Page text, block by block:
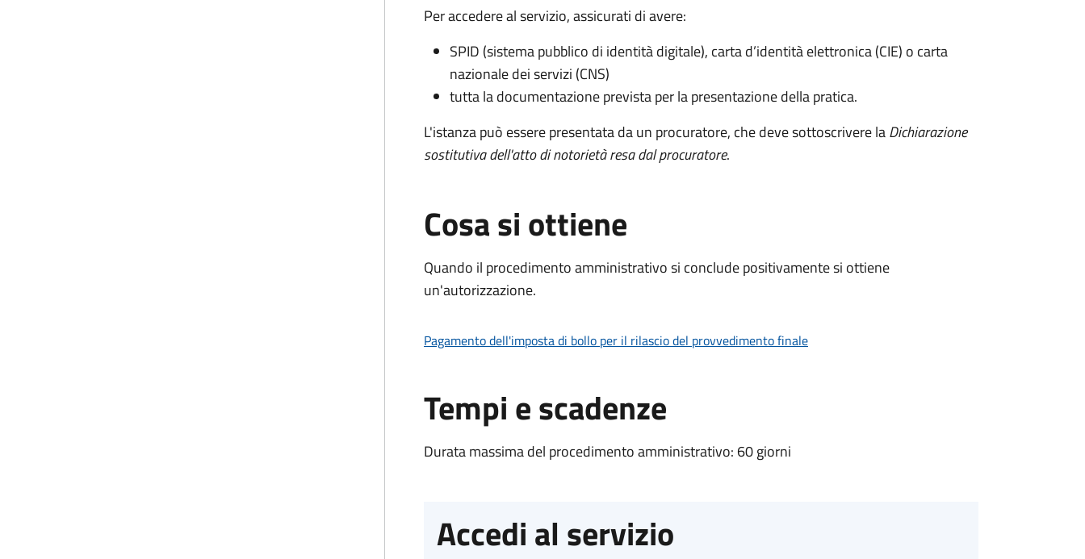
Per accedere al servizio, assicurati di avere:
SPID (sistema pubblico di identità digitale), carta d’identità elettronica (CIE) o carta
nazionale dei servizi (CNS)
tutta la documentazione prevista per la presentazione della pratica.
L'istanza può essere presentata da un procuratore, che deve sottoscrivere laDichiarazione
sostitutiva dell'atto di notorietà resa dal procuratore.
Cosa si ottiene
Quando il procedimento amministrativo si conclude positivamente si ottiene
un'autorizzazione.
Pagamento dell'imposta di bollo per il rilascio del provvedimento finale
Tempi e scadenze
Durata massima del procedimento amministrativo: 60 giorni
Accedi al servizio